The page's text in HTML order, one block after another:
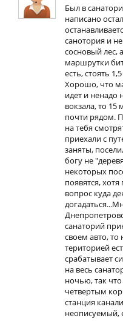
Был в
написано
санотория и
сосновый лес,
маршрутки
есть, стоять
Хорошо, что
идет и ненадо
вокзала, то 15
почти рядом.
на тебя
приехали с
заняты,
богу не
некоторых
появятся,
вопрос куда
санаторий
своем авто,
територией
срабатывает
на весь
ночью, так
четвертым
станция
неописуемый,